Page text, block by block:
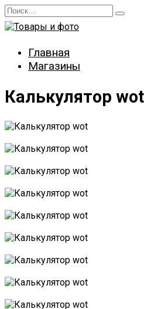
Перейти
к
содержанию
Search
for:
Главная
Магазины
Калькулятор wot